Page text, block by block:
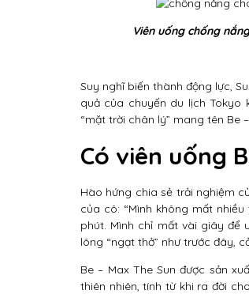
Viên uống chống
Suy nghĩ biến thành động lực,
quả của chuyến du lịch
“mặt trời chân lý” mang tên Be
Có viên uống
Hào hứng chia sẻ trải nghiệm
của cô: “Mình không mất
phút. Mình chỉ mất vài giây để
lông “ngạt thở” như trước đây,
Be – Max The Sun được sản
thiên nhiên, tính từ khi ra đời